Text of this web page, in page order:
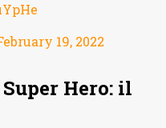
19, 2022
Hero: il